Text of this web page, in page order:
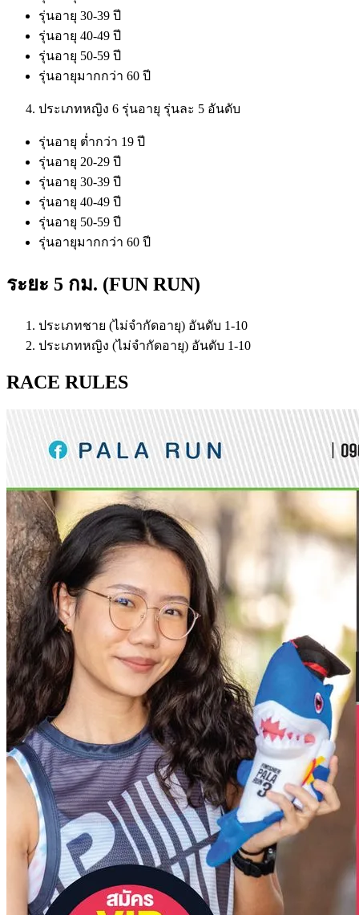
รุ่นอายุ 30-39 ปี
รุ่นอายุ 40-49 ปี
รุ่นอายุ 50-59 ปี
รุ่นอายุมากกว่า 60 ปี
ประเภทหญิง 6 รุ่นอายุ รุ่นละ 5 อันดับ
รุ่นอายุ ต่ำกว่า 19 ปี
รุ่นอายุ 20-29 ปี
รุ่นอายุ 30-39 ปี
รุ่นอายุ 40-49 ปี
รุ่นอายุ 50-59 ปี
รุ่นอายุมากกว่า 60 ปี
ระยะ 5 กม. (FUN RUN)
ประเภทชาย (ไม่จำกัดอายุ) อันดับ 1-10
ประเภทหญิง (ไม่จำกัดอายุ) อันดับ 1-10
RACE RULES